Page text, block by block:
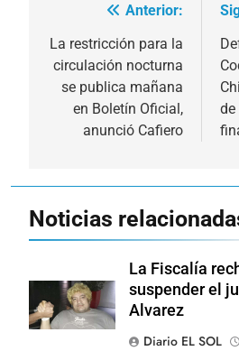
Navegación
de
entradas
Anterior:
La restricción para la
circulación nocturna
se publica mañana
en Boletín Oficial,
anunció Cafiero
de
Noticias
La Fiscalía
suspender el
Alvarez
Diario EL SOL